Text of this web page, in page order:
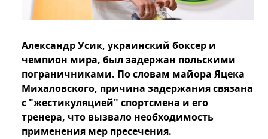
Александр Усик, украинский боксер и
чемпион мира, был задержан польскими
пограничниками. По словам майора Яцека
Михаловского, причина задержания связана
с "жестикуляцией" спортсмена и его
тренера, что вызвало необходимость
применения мер пресечения.